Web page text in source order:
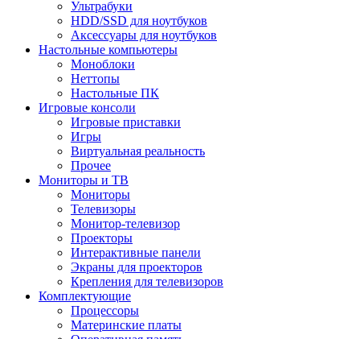
Ультрабуки
HDD/SSD для ноутбуков
Аксессуары для ноутбуков
Настольные компьютеры
Моноблоки
Неттопы
Настольные ПК
Игровые консоли
Игровые приставки
Игры
Виртуальная реальность
Прочее
Мониторы и ТВ
Мониторы
Телевизоры
Монитор-телевизор
Проекторы
Интерактивные панели
Экраны для проекторов
Крепления для телевизоров
Комплектующие
Процессоры
Материнские платы